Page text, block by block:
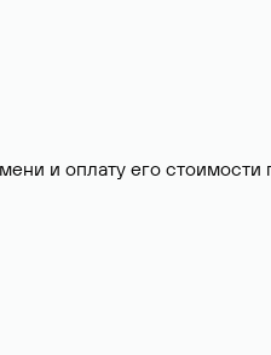
и оплату его стоимости